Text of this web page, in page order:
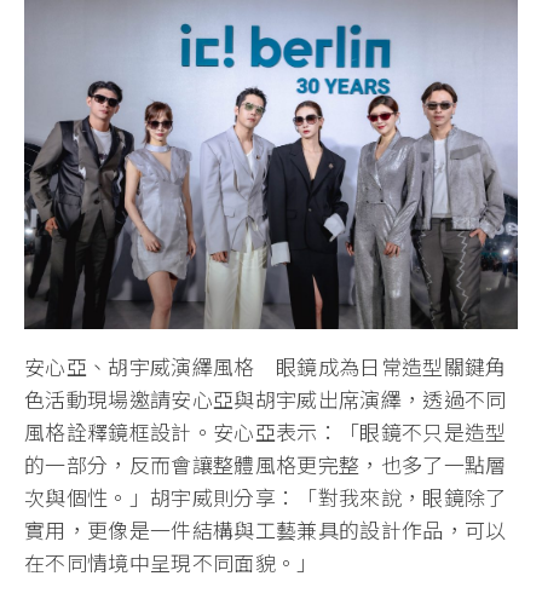
安心亞、胡宇威演繹風格 眼鏡成為日常造型關鍵角
色活動現場邀請安心亞與胡宇威出席演繹，透過不同
風格詮釋鏡框設計。安心亞表示：「眼鏡不只是造型
的一部分，反而會讓整體風格更完整，也多了一點層
次與個性。」胡宇威則分享：「對我來說，眼鏡除了
實用，更像是一件結構與工藝兼具的設計作品，可以
在不同情境中呈現不同面貌。」